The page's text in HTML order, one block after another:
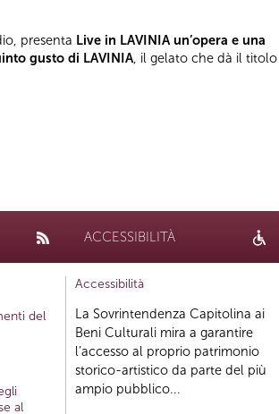
presenta Live in LAVINIA un’opera e una
gusto di LAVINIA, il gelato che dà il titolo
del
al
ACCESSIBILITÀ
Accessibilità
La Sovrintendenza Capitolina ai
Beni Culturali mira a garantire
l’accesso al proprio patrimonio
storico-artistico da parte del più
ampio pubblico...